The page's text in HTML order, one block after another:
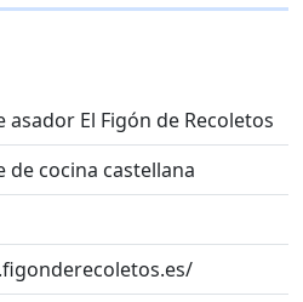
asador El Figón de Recoletos
de cocina castellana